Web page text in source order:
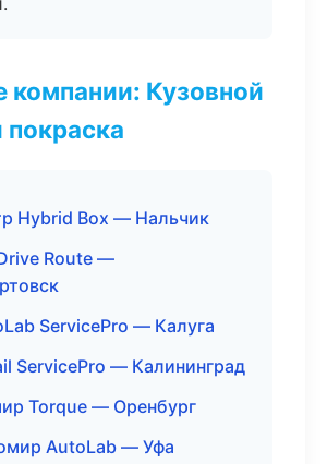
Кузовной
покраска
Hybrid Box — Нальчик
Route —
ServicePro — Калуга
ServicePro — Калининград
Torque — Оренбург
AutoLab — Уфа